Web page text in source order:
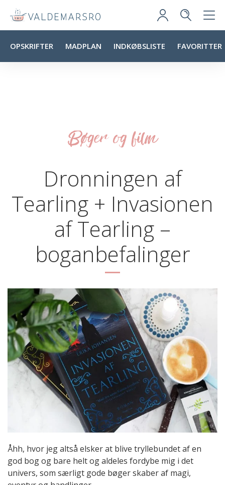
OPSKRIFTER MADPLAN INDKØBSLISTE FAVORITTER
Bøger og film
Dronningen af
Tearling + Invasionen
af Tearling –
boganbefalinger
Åhh, hvor jeg altså elsker at blive tryllebundet af en
god bog og bare helt og aldeles fordybe mig i det
univers, som særligt gode bøger skaber af magi,